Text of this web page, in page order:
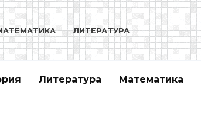
ЛИТЕРАТУРА
Литература Математика